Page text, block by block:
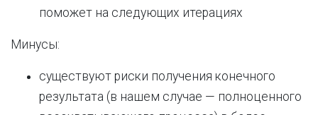
поможет на следующих итерациях
Минусы:
существуют риски получения конечного
результата (в нашем случае — полноценного